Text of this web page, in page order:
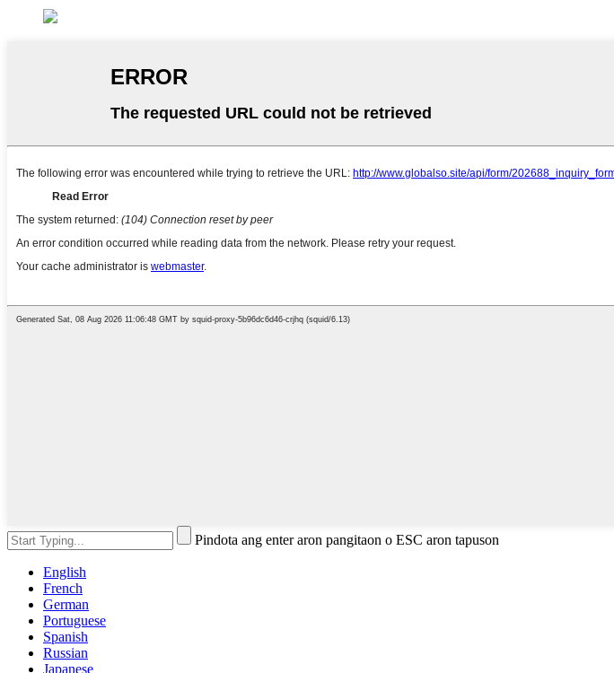
Pindota ang enter aron pangitaon o ESC aron tapuson
English
French
German
Portuguese
Spanish
Russian
Japanese